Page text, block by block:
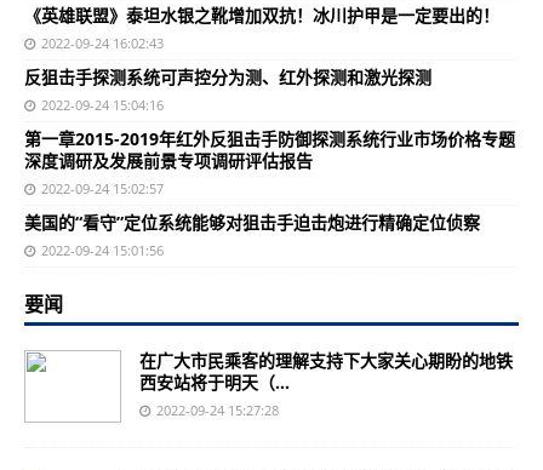
《英雄联盟》泰坦水银之靴增加双抗！冰川护甲是一定要出的！
2022-09-24 16:02:43
反狙击手探测系统可声控分为测、红外探测和激光探测
2022-09-24 15:04:16
第一章2015-2019年红外反狙击手防御探测系统行业市场价格专题
深度调研及发展前景专项调研评估报告
2022-09-24 15:02:57
美国的“看守”定位系统能够对狙击手迫击炮进行精确定位侦察
2022-09-24 15:01:56
要闻
在广大市民乘客的理解支持下大家关心期盼的地铁
西安站将于明天（...
2022-09-24 15:27:28